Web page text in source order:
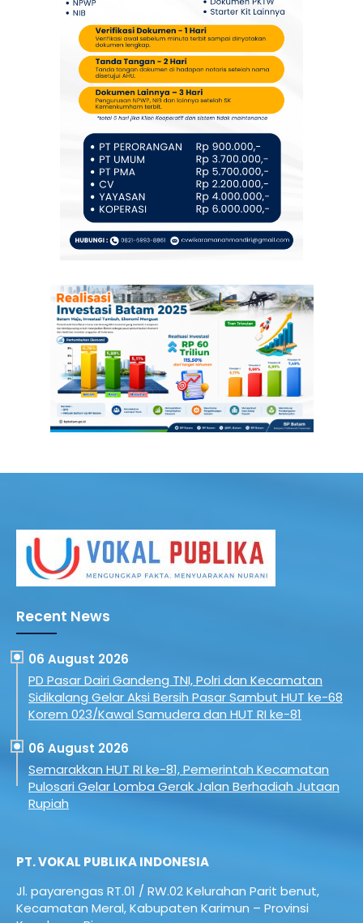
Recent News
06 August 2026
PD Pasar Dairi Gandeng TNI, Polri dan Kecamatan
Sidikalang Gelar Aksi Bersih Pasar Sambut HUT ke-68
Korem 023/Kawal Samudera dan HUT RI ke-81
06 August 2026
Semarakkan HUT RI ke-81, Pemerintah Kecamatan
Pulosari Gelar Lomba Gerak Jalan Berhadiah Jutaan
Rupiah
PT. VOKAL PUBLIKA INDONESIA
Jl. payarengas RT.01 / RW.02Kelurahan Parit benut,
Kecamatan Meral,Kabupaten Karimun – Provinsi